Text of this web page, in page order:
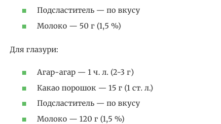
Подсластитель — по вкусу
Молоко — 50 г (1,5 %)
Для глазури:
Агар-агар — 1 ч. л. (2-3 г)
Какао порошок — 15 г (1 ст. л.)
Подсластитель — по вкусу
Молоко — 120 г (1,5 %)